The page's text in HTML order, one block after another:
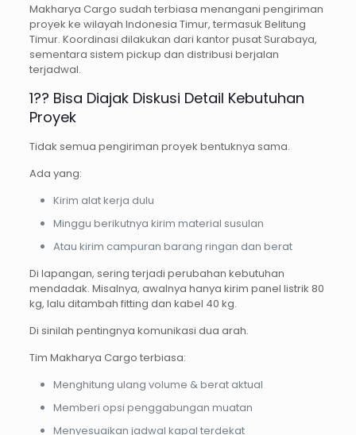
Makharya Cargo sudah terbiasa menangani pengiriman
proyek ke wilayah Indonesia Timur, termasuk Belitung
Timur. Koordinasi dilakukan dari kantor pusat Surabaya,
sementara sistem pickup dan distribusi berjalan
terjadwal.
1?? Bisa Diajak Diskusi Detail Kebutuhan
Proyek
Tidak semua pengiriman proyek bentuknya sama.
Ada yang:
Kirim alat kerja dulu
Minggu berikutnya kirim material susulan
Atau kirim campuran barang ringan dan berat
Di lapangan, sering terjadi perubahan kebutuhan
mendadak. Misalnya, awalnya hanya kirim panel listrik 80
kg, lalu ditambah fitting dan kabel 40 kg.
Di sinilah pentingnya komunikasi dua arah.
Tim Makharya Cargo terbiasa:
Menghitung ulang volume & berat aktual
Memberi opsi penggabungan muatan
Menyesuaikan jadwal kapal terdekat